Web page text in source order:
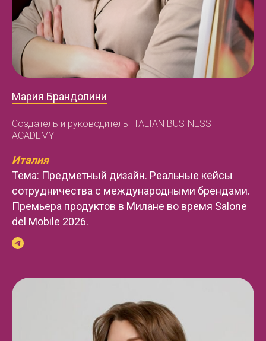
Мария Брандолини
Создатель и руководитель ITALIAN BUSINESS
ACADEMY
Италия
Тема: Предметный дизайн. Реальные кейсы
сотрудничества с международными брендами.
Премьера продуктов в Милане во время Salone
del Mobile 2026.